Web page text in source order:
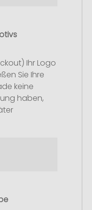
Ihr Logo
Sie Ihre
keine
haben,